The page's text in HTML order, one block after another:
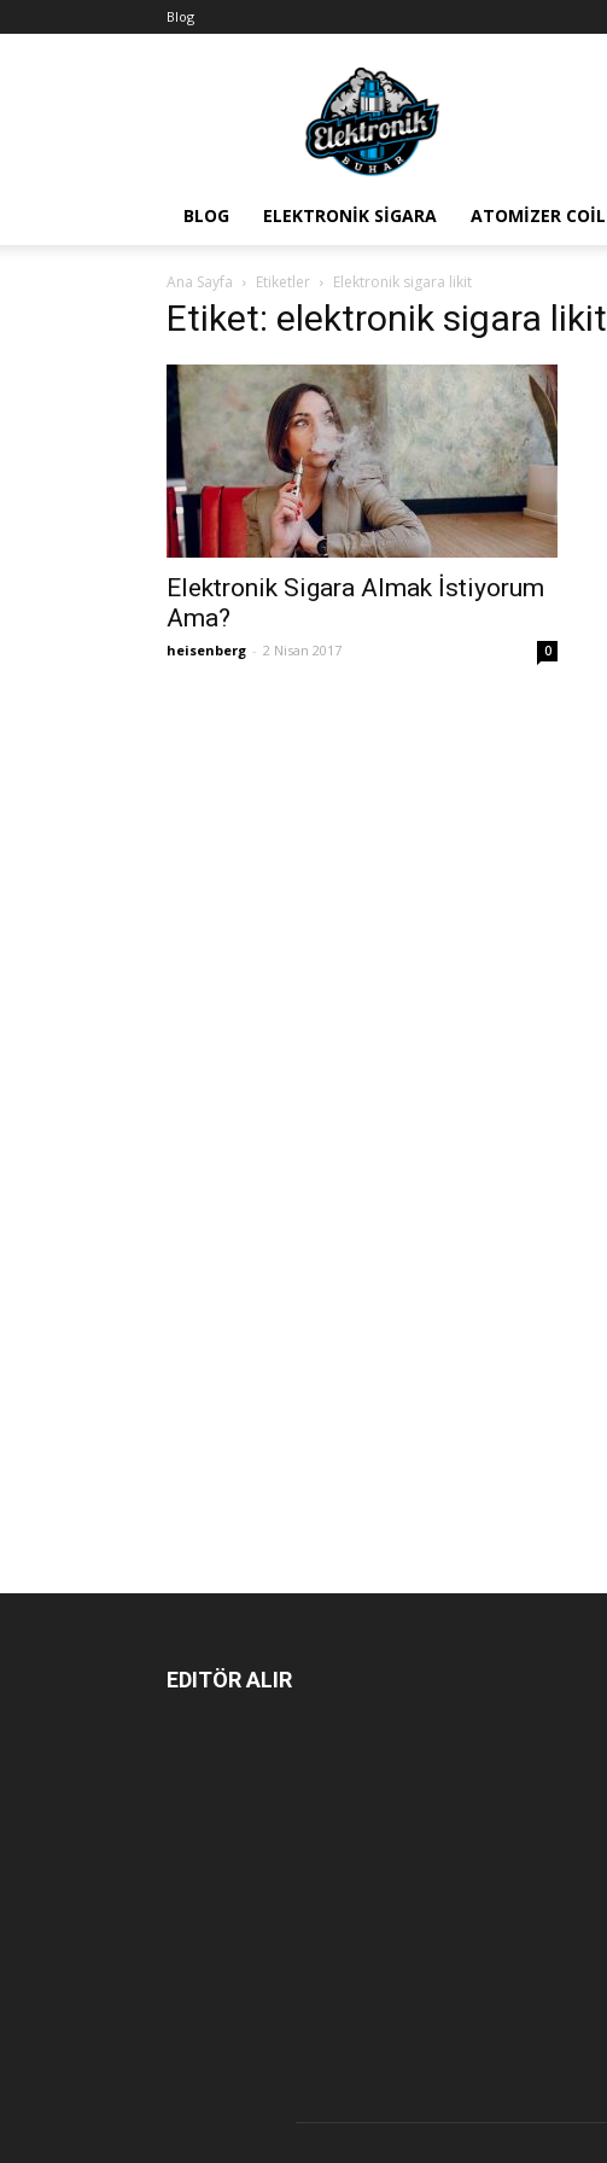
Blog
BLOG ELEKTRONIK SIGARA ATOMIZER COIL
Ana Sayfa Etiketler Elektronik sigara likit
Etiket: elektronik sigara likit
Elektronik Sigara Almak İstiyorum
Ama?
heisenberg - 2 Nisan 2017 0
EDITÖR ALIR